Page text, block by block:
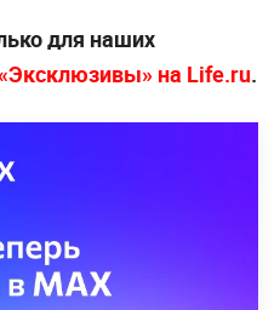
для наших
на Life.ru.